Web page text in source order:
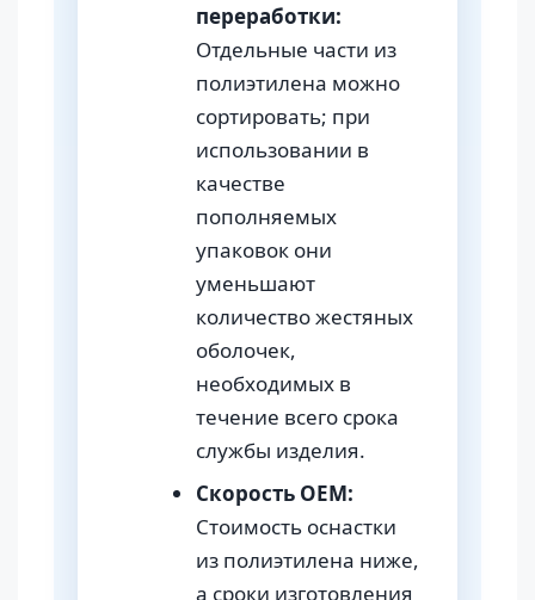
переработки:
Отдельные части из
полиэтилена можно
сортировать; при
использовании в
качестве
пополняемых
упаковок они
уменьшают
количество жестяных
оболочек,
необходимых в
течение всего срока
службы изделия.
Скорость OEM:
Стоимость оснастки
из полиэтилена ниже,
а сроки изготовления